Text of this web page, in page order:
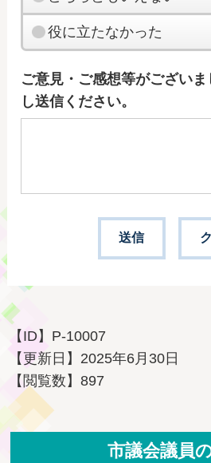
役に立たなかった
ご意見・ご感想等がござい
し送信ください。
【ID】 P-10007
【更新日】 2025年6月30日
【閲覧数】897
市議会議員